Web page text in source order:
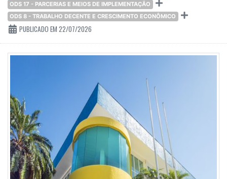
ODS 17 - PARCERIAS E MEIOS DE IMPLEMENTAÇÃO
ODS 8 - TRABALHO DECENTE E CRESCIMENTO ECONÔMICO
PUBLICADO EM 22/07/2026